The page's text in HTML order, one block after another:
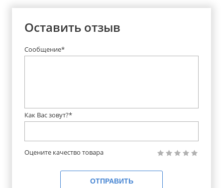
Оставить отзыв
Сообщение*
Как Вас зовут?*
Оцените качество товара
ОТПРАВИТЬ